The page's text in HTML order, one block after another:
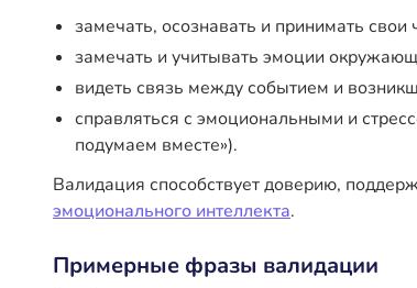
замечать, осознавать и принимать
замечать и учитывать эмоции
видеть связь между событием и
справляться с эмоциональными и
подумаем вместе»).
Валидация способствует доверию,
эмоционального интеллекта.
Примерные фразы валидации